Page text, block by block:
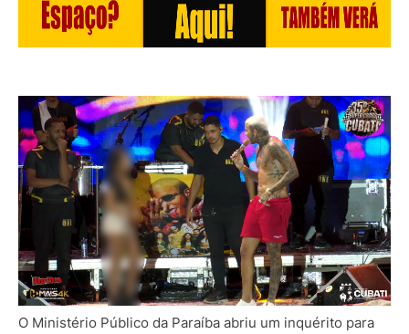
O Ministério Público da Paraíba abriu um inquérito para